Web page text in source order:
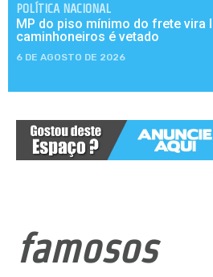
POLÍTICA NACIONAL
MP do piso mínimo do frete vira
caminhoneiros é vetado
6 DE AGOSTO DE 2026
famosos